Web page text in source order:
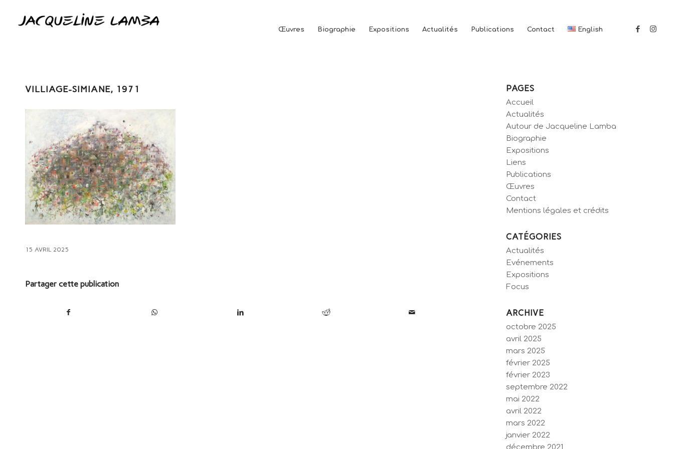
Œuvres Biographie Expositions Actualités Publications Contact English
VILLIAGE-SIMIANE, 1971
15 AVRIL 2025
Partager cette publication
PAGES
Accueil
Actualités
Autour de Jacqueline Lamba
Biographie
Expositions
Liens
Publications
Œuvres
Contact
Mentions légales et crédits
CATÉGORIES
Actualités
Evénements
Expositions
Focus
ARCHIVE
octobre 2025
avril 2025
mars 2025
février 2025
février 2023
septembre 2022
mai 2022
avril 2022
mars 2022
janvier 2022
décembre 2021